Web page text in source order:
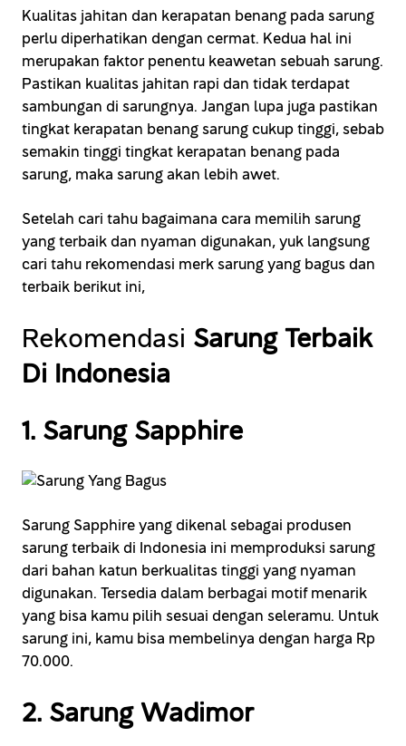
Kualitas jahitan dan kerapatan benang pada sarung
perlu diperhatikan dengan cermat. Kedua hal ini
merupakan faktor penentu keawetan sebuah sarung.
Pastikan kualitas jahitan rapi dan tidak terdapat
sambungan di sarungnya. Jangan lupa juga pastikan
tingkat kerapatan benang sarung cukup tinggi, sebab
semakin tinggi tingkat kerapatan benang pada
sarung, maka sarung akan lebih awet.
Setelah cari tahu bagaimana cara memilih sarung
yang terbaik dan nyaman digunakan, yuk langsung
cari tahu rekomendasi merk sarung yang bagus dan
terbaik berikut ini,
Rekomendasi Sarung Terbaik
Di Indonesia
1. Sarung Sapphire
Sarung Sapphire yang dikenal sebagai produsen
sarung terbaik di Indonesia ini memproduksi sarung
dari bahan katun berkualitas tinggi yang nyaman
digunakan. Tersedia dalam berbagai motif menarik
yang bisa kamu pilih sesuai dengan seleramu. Untuk
sarung ini, kamu bisa membelinya dengan harga Rp
70.000.
2. Sarung Wadimor